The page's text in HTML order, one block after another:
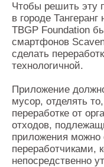
Чтобы решить эту
в городе
TBGP Foundation
смартфонов
сделать
технологичной.
Приложение
мусор, отделять
переработке от
отходов,
приложения можно
переработчиками,
непосредственно